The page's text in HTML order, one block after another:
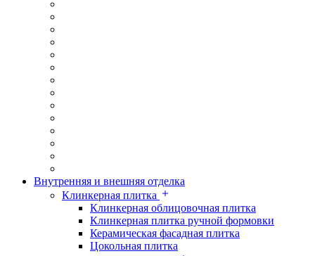
Внутренняя и внешняя отделка
Клинкерная плитка
Клинкерная облицовочная плитка
Клинкерная плитка ручной формовки
Керамическая фасадная плитка
Цокольная плитка